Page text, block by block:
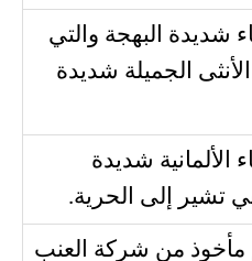
شديدة البهجة والتي
الجميلة شديدة
الألمانية شديدة
تشير إلى الحرية.
مأخوذ من شركة العنب